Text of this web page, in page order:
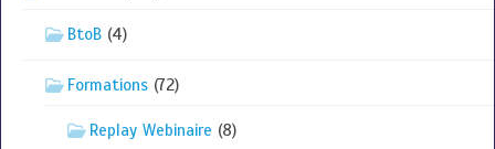
BtoB (4)
Formations (72)
Replay Webinaire (8)